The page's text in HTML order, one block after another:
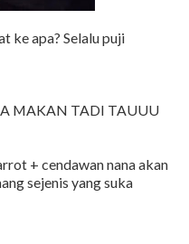
ke apa? Selalu puji
MAKAN TADI TAUUU
+ cendawan nana akan
sejenis yang suka